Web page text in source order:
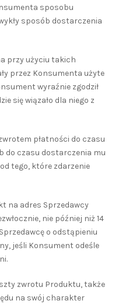
sposobu
sposób dostarczenia
przy użyciu takich
przez Konsumenta użyte
wyraźnie zgodził
się wiązało dla niego z
płatności do czasu
do czasu dostarczenia mu
tego, które zdarzenie
na adres Sprzedawcy
nie później niż 14
o odstąpieniu
jeśli Konsument odeśle
zwrotu Produktu, także
na swój charakter